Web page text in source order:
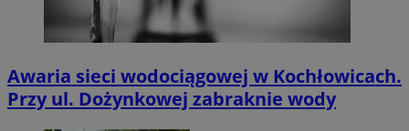
Awaria sieci wodociągowej w Kochłowicach.
Przy ul. Dożynkowej zabraknie wody